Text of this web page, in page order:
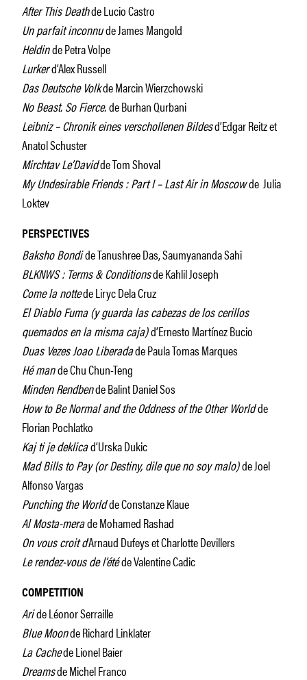
After This Deathde Lucio Castro
Un parfait inconnude James Mangold
Heldinde Petra Volpe
Lurkerd’Alex Russell
Das Deutsche Volkde Marcin Wierzchowski
No Beast. So Fierce.de Burhan Qurbani
Leibniz – Chronik eines verschollenen Bildesd’Edgar Reitz et
Anatol Schuster
Mirchtav Le’Davidde Tom Shoval
My Undesirable Friends : Part I – Last Air in Moscowde Julia
Loktev
PERSPECTIVES
Baksho Bondide Tanushree Das, Saumyananda Sahi
BLKNWS : Terms & Conditionsde Kahlil Joseph
Come la nottede Liryc Dela Cruz
El Diablo Fuma (y guarda las cabezas de los cerillos
quemados en la misma caja)d’Ernesto Martínez Bucio
Duas Vezes Joao Liberadade Paula Tomas Marques
Hé mande Chu Chun-Teng
Minden Rendbende Balint Daniel Sos
How to Be Normal and the Oddness of the Other Worldde
Florian Pochlatko
Kaj ti je deklicad’Urska Dukic
Mad Bills to Pay (or Destiny, dile que no soy malo)de Joel
Alfonso Vargas
Punching the Worldde Constanze Klaue
Al Mosta-merade Mohamed Rashad
On vous croit d‘Arnaud Dufeys et Charlotte Devillers
Le rendez-vous de l’étéde Valentine Cadic
COMPETITION
Aride Léonor Serraille
Blue Moonde Richard Linklater
La Cachede Lionel Baier
Dreamsde Michel Franco